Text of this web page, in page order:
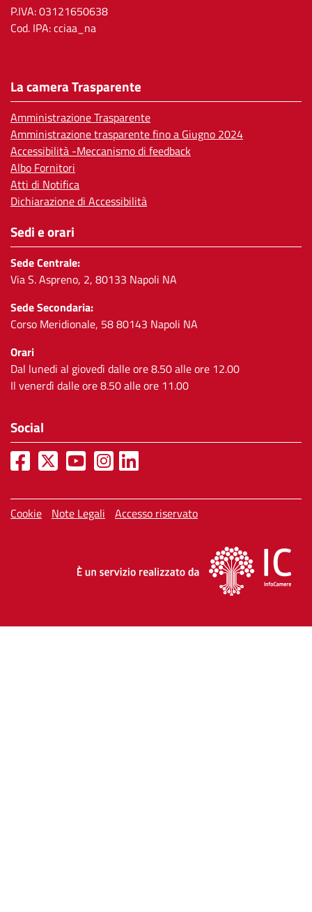
P.IVA: 03121650638
Cod. IPA: cciaa_na
La camera Trasparente
Amministrazione Trasparente
Amministrazione trasparente fino a Giugno 2024
Accessibilità -Meccanismo di feedback
Albo Fornitori
Atti di Notifica
Dichiarazione di Accessibilità
Sedi e orari
Sede Centrale:
Via S. Aspreno, 2, 80133 Napoli NA
Sede Secondaria:
Corso Meridionale, 58 80143 Napoli NA
Orari
Dal lunedi al giovedì dalle ore 8.50 alle ore 12.00
Il venerdì dalle ore 8.50 alle ore 11.00
Social
Menù privacy
Cookie Note Legali Accesso riservato